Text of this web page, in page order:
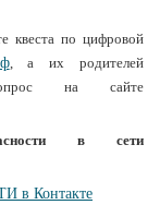
квеста по цифровой
, а их родителей
опрос на сайте
в сети
в Контакте